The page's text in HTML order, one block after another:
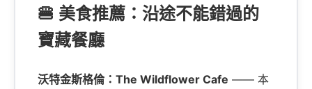
🍔 美食推薦：沿途不能錯過的
寶藏餐廳
沃特金斯格倫：The Wildflower Cafe —— 本